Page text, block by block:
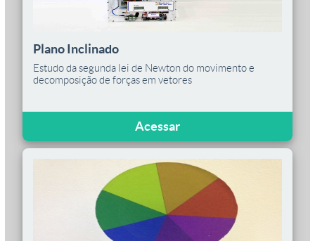
Plano Inclinado
Estudo da segunda lei de Newton do movimento e
decomposição de forças em vetores
Acessar